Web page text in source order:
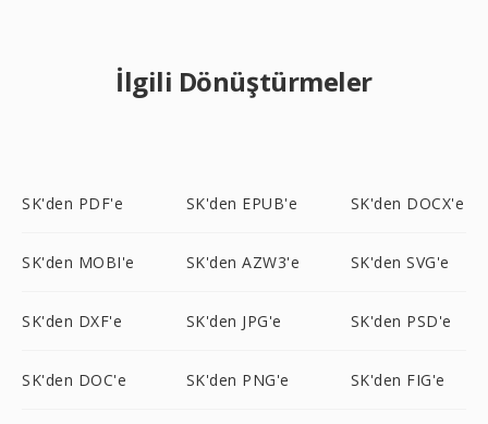
İlgili Dönüştürmeler
SK'den PDF'e SK'den EPUB'e SK'den DOCX'e
SK'den MOBI'e SK'den AZW3'e SK'den SVG'e
SK'den DXF'e SK'den JPG'e SK'den PSD'e
SK'den DOC'e SK'den PNG'e SK'den FIG'e